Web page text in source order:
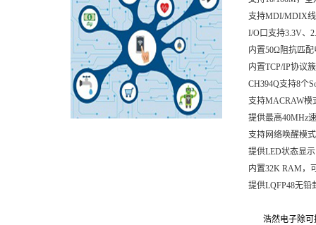
支持MDI/MDIX
I/O口支持3.3V、
内置50Ω阻抗匹
内置TCP/IP协议
CH394Q支持8个
支持MACRAW模
提供最高40MHz
支持网络唤醒模
提供LED状态显
内置32K RAM，
提供LQFP48无铅
浩然电子除可